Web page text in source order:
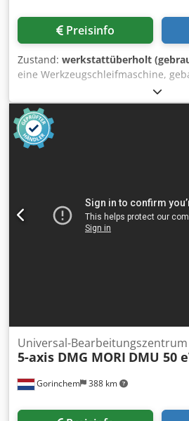
Preisinfo
Zustand: werkstattüberholt
eine Werkzeugschleifmaschine,
Genauigkeit und Zuverlässigkeit. X/
Schleifscheibe Ø75 mm; A -135°/
100–1300 t/min; Vertikalverstellung
Spannzangenaufnahme 20 W.
t/min; 380 V 60 Hz; 0,4 CV; ~350 kg;
Medizintechnik. Cjdpfx Ahjyxnz
Gorinchem 388 km
Universal-Bearbeitungszentrum
5-axis DMG MORI DMU 50